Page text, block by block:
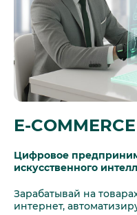
E-COMMERCE
Цифровое
искусственного
Зарабатывай на
интернет,